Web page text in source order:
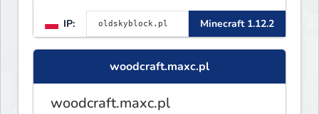
IP: Minecraft 1.12.2
woodcraft.maxc.pl
woodcraft.maxc.pl